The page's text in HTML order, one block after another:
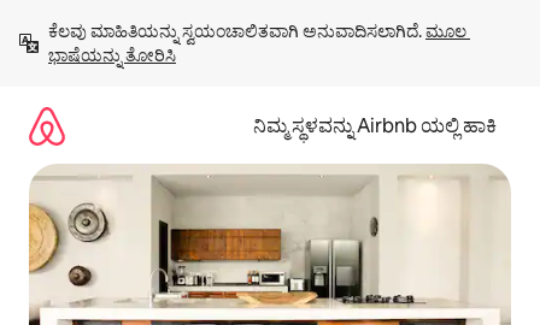
ಹೋಗಿ
ಕೆಲವು ಮಾಹಿತಿಯನ್ನು ಸ್ವಯಂಚಾಲಿತವಾಗಿ ಅನುವಾದಿಸಲಾಗಿದೆ. ಮೂಲ
ಭಾಷೆಯನ್ನು ತೋರಿಸಿ
ನಿಮ್ಮ ಸ್ಥಳವನ್ನು Airbnb ಯಲ್ಲಿ ಹಾಕಿ